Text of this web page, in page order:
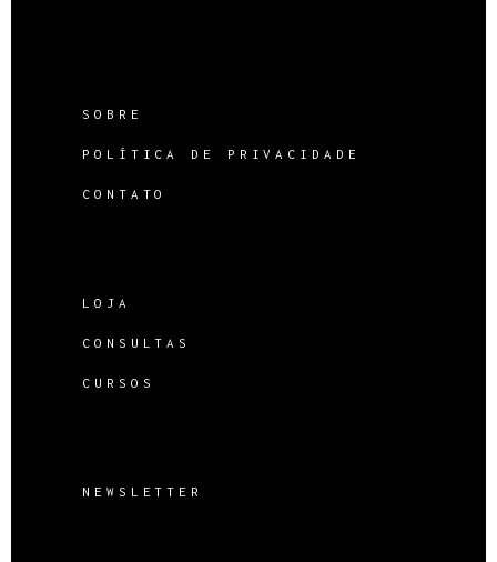
SOBRE
POLÍTICA DE PRIVACIDADE
CONTATO
LOJA
CONSULTAS
CURSOS
NEWSLETTER